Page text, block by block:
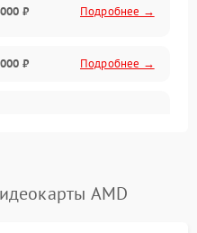
₽ Подробнее →
₽ Подробнее →
AMD